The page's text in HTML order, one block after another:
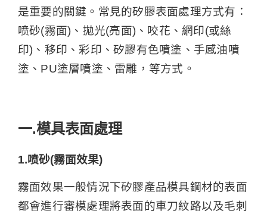
是重要的關鍵。常見的矽膠表面處理方式有：
喷砂(霧面)、拋光(亮面)、咬花、網印(或絲
印)、移印、彩印、矽膠有色噴塗、手感油噴
塗、PU塗層噴塗、雷雕，等方式。
一.模具表面處理
1.喷砂(霧面效果)
霧面效果一般情況下矽膠產品模具鋼材的表面
都會進行審模處理將表面的車刀紋路以及毛刺